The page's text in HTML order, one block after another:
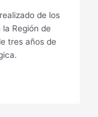
de los
Región de
tres años de